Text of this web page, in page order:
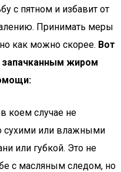
с пятном и избавит от
Принимать меры
как можно скорее. Вот
запачканным жиром
коем случае не
сухими или влажными
или губкой. Это не
с масляным следом, но